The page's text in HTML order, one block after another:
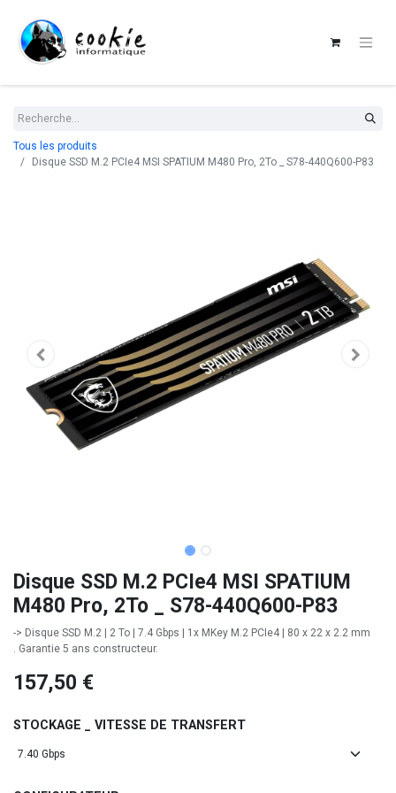
Tous les produits
Disque SSD M.2 PCIe4 MSI SPATIUM M480 Pro, 2To _ S78-440Q600-P83
Disque SSD M.2 PCIe4 MSI SPATIUM
M480 Pro, 2To _ S78-440Q600-P83
-> Disque SSD M.2 | 2 To | 7.4 Gbps | 1x MKey M.2 PCIe4 | 80 x 22 x 2.2 mm
. Garantie 5 ans constructeur.
157,50 €
STOCKAGE _ VITESSE DE TRANSFERT